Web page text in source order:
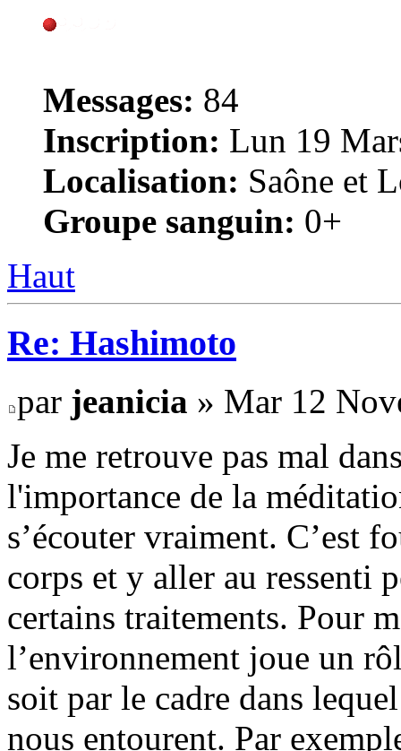
Messages: 84
Inscription: Lun 19
Localisation: Saône et
Groupe sanguin: 0+
Haut
Re: Hashimoto
par jeanicia » Mar 12
Je me retrouve pas mal
l'importance de la
s’écouter vraiment. C’est
corps et y aller au ressenti
certains traitements. Pour
l’environnement joue un
soit par le cadre dans
nous entourent. Par